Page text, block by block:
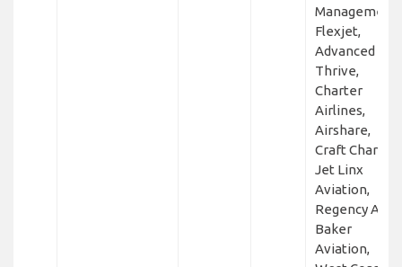
Management,
Flexjet,
Advanced Air,
Thrive,
Charter
Airlines,
Airshare,
Craft Charter,
Jet Linx
Aviation,
Regency Air,
Baker
Aviation,